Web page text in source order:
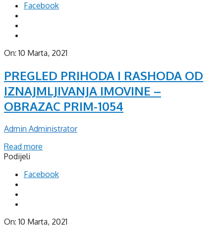
Facebook
On: 10 Marta, 2021
PREGLED PRIHODA I RASHODA OD
IZNAJMLJIVANJA IMOVINE –
OBRAZAC PRIM-1054
Admin Administrator
Read more
Podijeli
Facebook
On: 10 Marta, 2021